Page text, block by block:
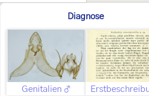
Diagnose
Genitalien ♂